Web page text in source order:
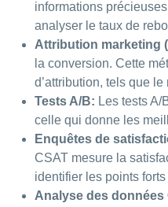
informations
analyser le taux de
Attribution marketing
la conversion. Cette
d’attribution, tels que
Tests A/B: Les tests
celle qui donne les
Enquêtes de
CSAT mesure la
identifier les points
Analyse des données